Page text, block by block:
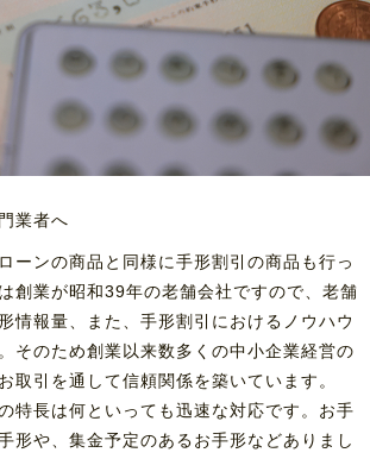
業者へ
ーンの商品と同様に手形割引の商品も行っ
創業が昭和39年の老舗会社ですので、老舗
情報量、また、手形割引におけるノウハウ
そのため創業以来数多くの中小企業経営の
取引を通して信頼関係を築いています。
特長は何といっても迅速な対応です。お手
形や、集金予定のあるお手形などありまし